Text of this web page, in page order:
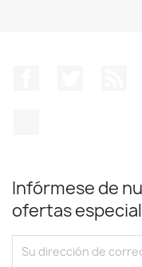
Infórmese de
ofertas